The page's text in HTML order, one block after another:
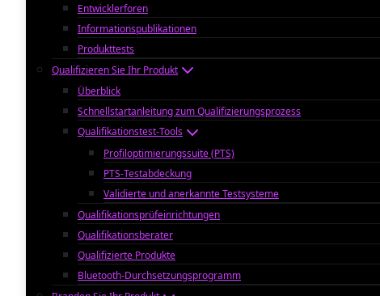
Entwicklerforen
Informationspublikationen
Produkttests
Qualifizieren Sie Ihr Produkt
Überblick
Schnellstartanleitung zum Qualifizierungsprozess
Qualifikationstest-Tools
Profiloptimierungssuite (PTS)
PTS-Testabdeckung
Validierte und anerkannte Testsysteme
Qualifikationsprüfeinrichtungen
Qualifikationsberater
Qualifizierte Produkte
Bluetooth-Durchsetzungsprogramm